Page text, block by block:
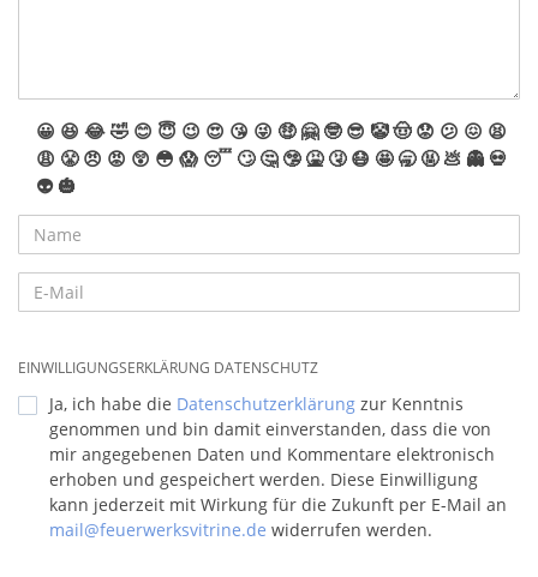
😀 😆 😂🤣 😊 😇 😉 😍 😘 😜 🤑 🤗 🤓 😎 🤡🤠 😟 😕 😖 😫
😩 😤 😠 😡 😲 😳 😱 😴 🙄 🤔 🤥 🤮 🤧 😷 🤩 🥱 🤬 💩 👻 💀
👽 🎃
EINWILLIGUNGSERKLÄRUNG DATENSCHUTZ
Ja, ich habe die Datenschutzerklärung zur Kenntnis
genommen und bin damit einverstanden, dass die von
mir angegebenen Daten und Kommentare elektronisch
erhoben und gespeichert werden. Diese Einwilligung
kann jederzeit mit Wirkung für die Zukunft per E-Mail an
mail@feuerwerksvitrine.de widerrufen werden.